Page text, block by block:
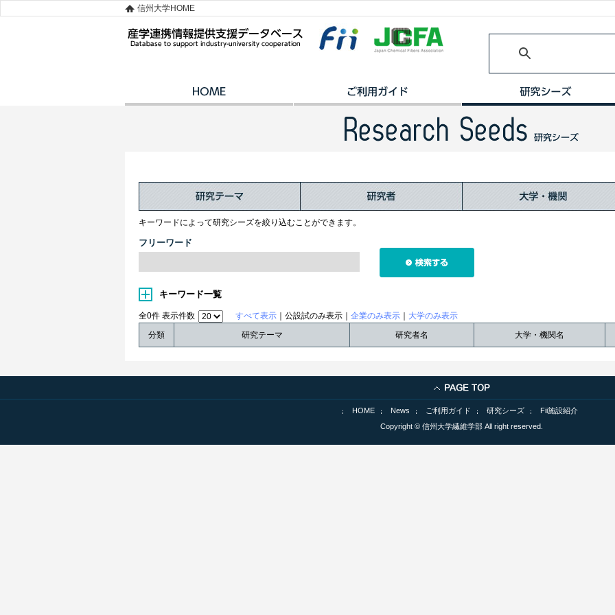
信州大学HOME
キーワードによって研究シーズを絞り込むことができます。
フリーワード
キーワード一覧
全0件 表示件数 すべて表示 ｜公設試のみ表示｜ 企業のみ表示
大学のみ表示
分類
研究テーマ 研究者名 大学・機関名
HOME News ご利用ガイド 研究シーズ
Fii施設紹介
Copyright © 信州大学繊維学部 All right reserved.